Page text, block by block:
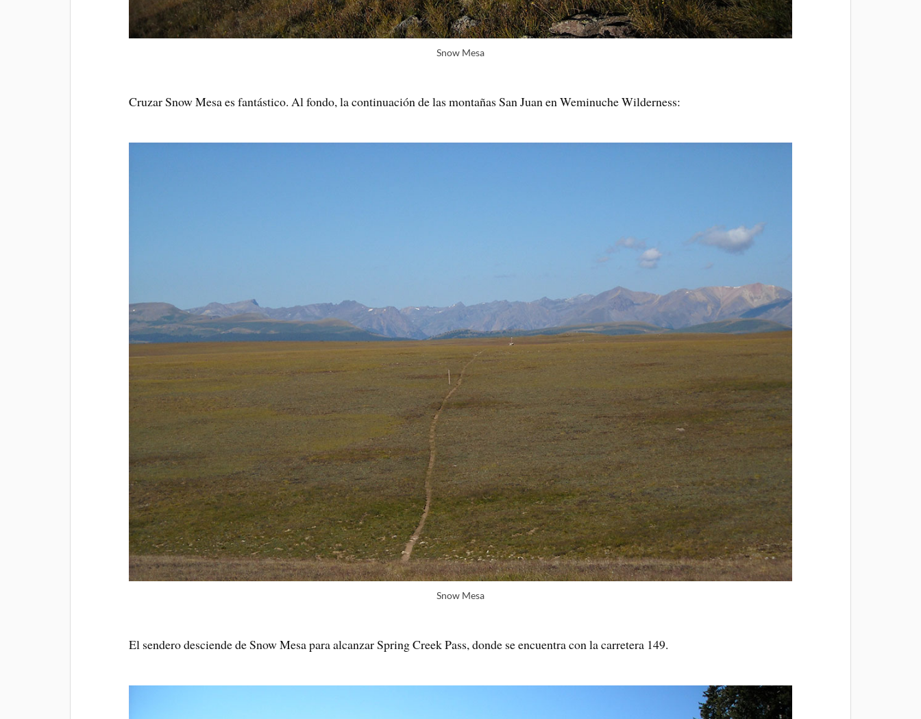
Snow Mesa
Cruzar Snow Mesa es fantástico. Al fondo, la continuación de las montañas San Juan en Weminuche Wilderness:
Snow Mesa
El sendero desciende de Snow Mesa para alcanzar Spring Creek Pass, donde se encuentra con la carretera 149.